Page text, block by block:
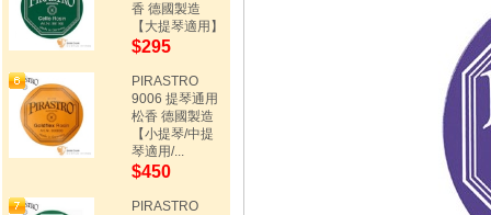
香 德國製造
【大提琴適用】
$295
PIRASTRO
9006 提琴通用
松香 德國製造
【小提琴/中提
琴適用/...
$450
PIRASTRO